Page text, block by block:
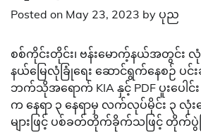
Posted on May 23, 2023 by ပုည
စစ်ကိုင်းတိုင်း၊ ဗန်းမောက့်နယ်အတွင်း လုံ
နယ်မြေလုံခြုံရေး ဆောင်ရွက်နေစဉ် ပင်
ဘက်သိုအရောက် KIA နှင့် PDF ပူးပေါင်
က နေရာ ၃ နေရာမှ လက်လုပ်မိုင်း ၃
များဖြင့် ပစ်ခတ်တိုက်ခိုက်သဖြင့် တိုက်ပွဲဖ